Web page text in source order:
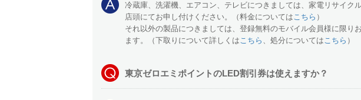
冷蔵庫、洗濯機、エアコン、テレビにつきましては、家電リサイク
店頭にてお申し付けください。（料金についてはこちら ）
それ以外の製品につきましては、登録無料のモバイル会員様に限り
ます。（下取りについて詳しくはこちら 、処分についてはこちら ）
東京ゼロエミポイントのLED割引券は使えますか？